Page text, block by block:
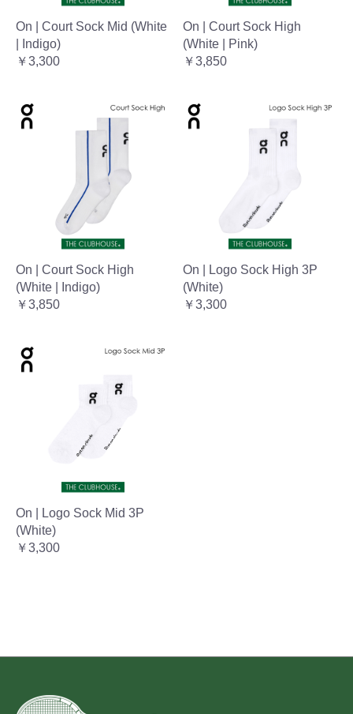
On | Court Sock Mid (White
| Indigo)
￥3,300
On | Court Sock High
(White | Pink)
￥3,850
On | Court Sock High
(White | Indigo)
￥3,850
On | Logo Sock High 3P
(White)
￥3,300
On | Logo Sock Mid 3P
(White)
￥3,300